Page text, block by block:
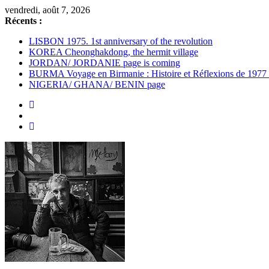
vendredi, août 7, 2026
Récents :
LISBON 1975. 1st anniversary of the revolution
KOREA Cheonghakdong, the hermit village
JORDAN/ JORDANIE page is coming
BURMA Voyage en Birmanie : Histoire et Réflexions de 1977
NIGERIA/ GHANA/ BENIN page